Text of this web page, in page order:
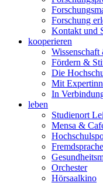
Forschung
Kontakt und
kooperieren
Fördern &
Die
Mit
In
leben
Studienort
Mensa &
Orchester
Hörsaalkino